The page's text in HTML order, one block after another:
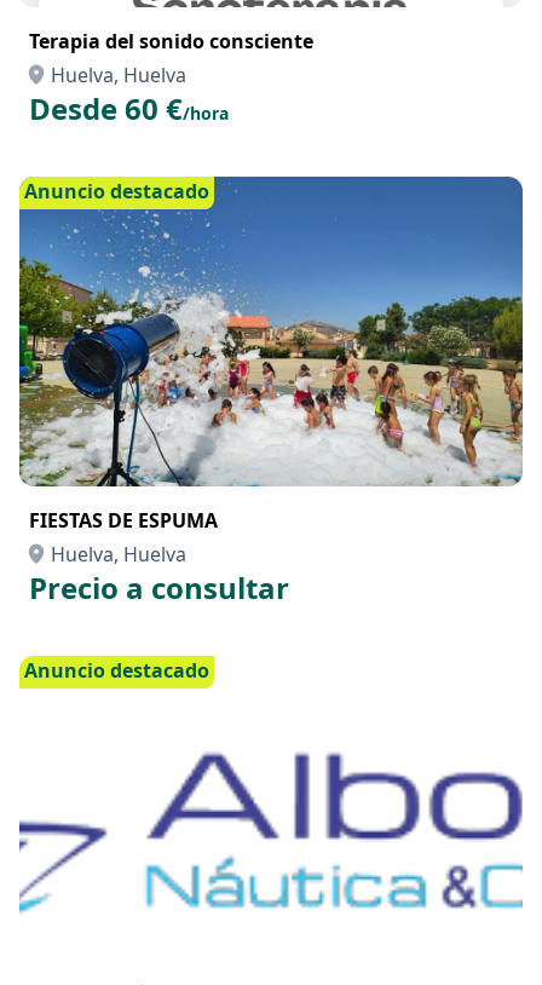
Terapia del sonido consciente
Huelva, Huelva
Desde 60 €/hora
Anuncio destacado
FIESTAS DE ESPUMA
Huelva, Huelva
Precio a consultar
Anuncio destacado